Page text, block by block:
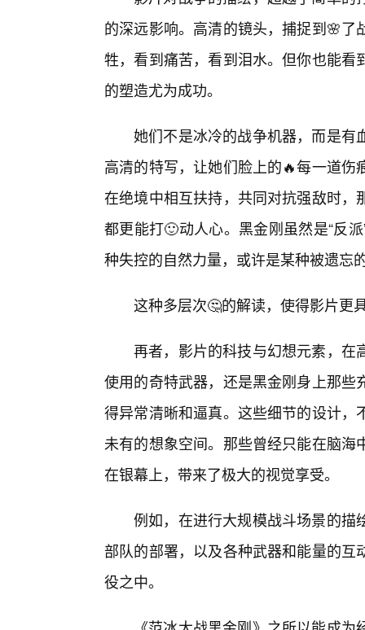
的深远影响。高清的镜头，捕捉到🌸
牲，看到痛苦，看到泪水。但你也能
的塑造尤为成功。
她们不是冰冷的战争机器，而是有
高清的特写，让她们脸上的🔥每一道
在绝境中相互扶持，共同对抗强敌时
都更能打🙂动人心。黑金刚虽然是“反
种失控的自然力量，或许是某种被遗忘
这种多层次🤔的解读，使得影片更
再者，影片的科技与幻想元素，在
使用的奇特武器，还是黑金刚身上那
得异常清晰和逼真。这些细节的设计
未有的想象空间。那些曾经只能在脑
在银幕上，带来了极大的视觉享受。
例如，在进行大规模战斗场景的描
部队的部署，以及各种武器和能量的
役之中。